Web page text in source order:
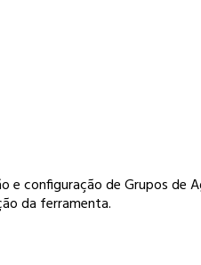
configuração de Grupos
da ferramenta.